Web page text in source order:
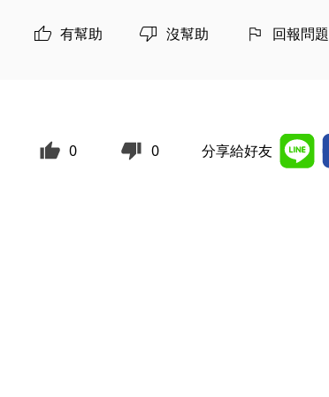
有幫助 沒幫助 回報問題
0 0 分享給好友